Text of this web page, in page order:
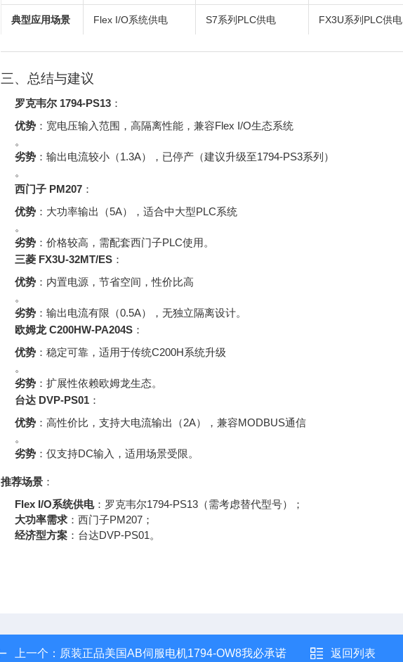
典型应用场景 Flex I/O系统供电 S7系列PLC供电 FX3U系列PLC供电
三、总结与建议
罗克韦尔 1794-PS13 ：
优势 ：宽电压输入范围，高隔离性能，兼容Flex I/O生态系统
。
劣势 ：输出电流较小（1.3A），已停产（建议升级至1794-PS3系列）
。
西门子 PM207 ：
优势 ：大功率输出（5A），适合中大型PLC系统
。
劣势 ：价格较高，需配套西门子PLC使用。
三菱 FX3U-32MT/ES ：
优势 ：内置电源，节省空间，性价比高
。
劣势 ：输出电流有限（0.5A），无独立隔离设计。
欧姆龙 C200HW-PA204S ：
优势 ：稳定可靠，适用于传统C200H系统升级
。
劣势 ：扩展性依赖欧姆龙生态。
台达 DVP-PS01 ：
优势 ：高性价比，支持大电流输出（2A），兼容MODBUS通信
。
劣势 ：仅支持DC输入，适用场景受限。
推荐场景 ：
Flex I/O系统供电：罗克韦尔1794-PS13（需考虑替代型号）；
大功率需求 ：西门子PM207；
经济型方案 ：台达DVP-PS01。
上一个： 原装正品美国AB伺服电机1794-OW8我必承诺 返回列表